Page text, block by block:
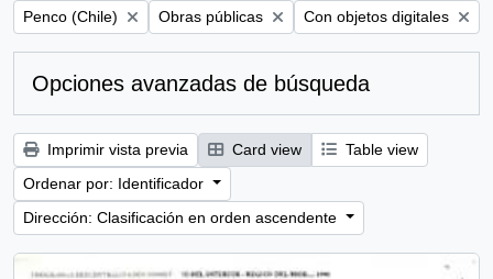
Remove filter:
Penco (Chile) Remove filter:
Obras públicas Remove filter:
Con objetos digitales
Opciones avanzadas de búsqueda
Imprimir vista previa Card view
Table view
Ordenar por: Identificador
Dirección: Clasificación en orden ascendente